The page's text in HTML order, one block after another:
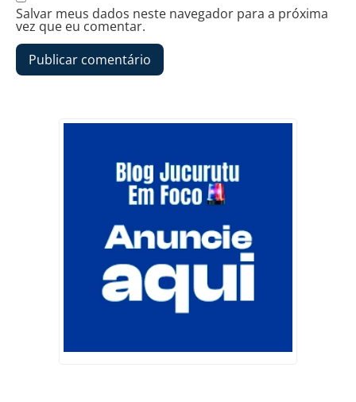
Salvar meus dados neste navegador para a próxima
vez que eu comentar.